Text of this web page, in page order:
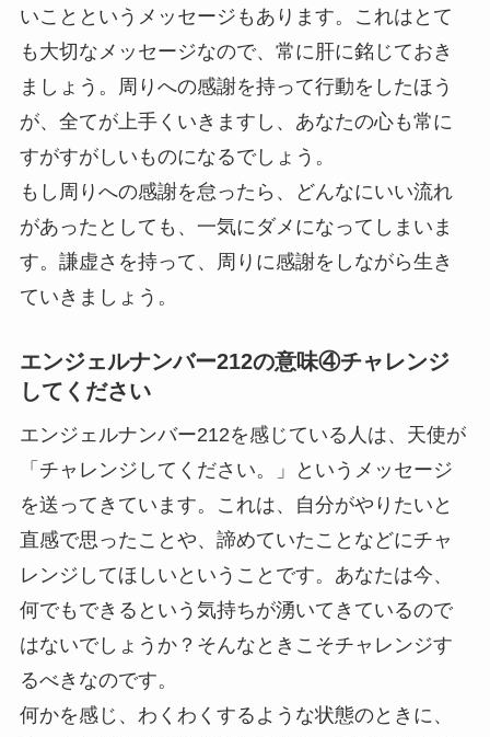
いことというメッセージもあります。これはとて
も大切なメッセージなので、常に肝に銘じておき
ましょう。周りへの感謝を持って行動をしたほう
が、全てが上手くいきますし、あなたの心も常に
すがすがしいものになるでしょう。
もし周りへの感謝を怠ったら、どんなにいい流れ
があったとしても、一気にダメになってしまいま
す。謙虚さを持って、周りに感謝をしながら生き
ていきましょう。
エンジェルナンバー212の意味④チャレンジ
してください
エンジェルナンバー212を感じている人は、天使が
「チャレンジしてください。」というメッセージ
を送ってきています。これは、自分がやりたいと
直感で思ったことや、諦めていたことなどにチャ
レンジしてほしいということです。あなたは今、
何でもできるという気持ちが湧いてきているので
はないでしょうか？そんなときこそチャレンジす
るべきなのです。
何かを感じ、わくわくするような状態のときに、